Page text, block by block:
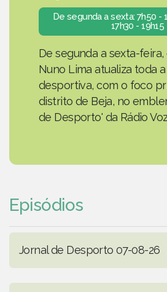
De segunda a sexta: 7h50 -
17h30 - 19h15
De segunda a sexta-
Nuno Lima atualiza toda
desportiva, com o foco
distrito de Beja, no
de Desporto' da Rádio
Episódios
Jornal de Desporto 07-08-26